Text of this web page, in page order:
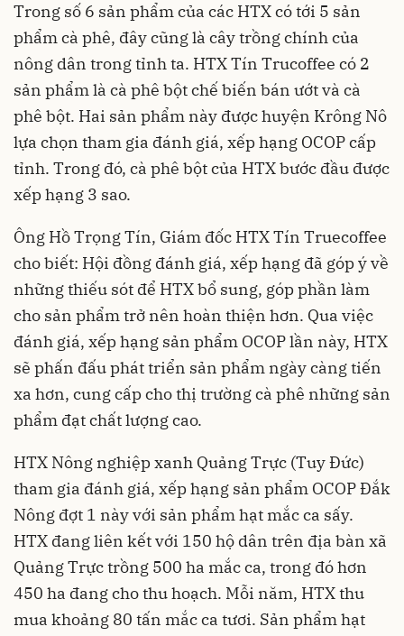
Trong số 6 sản phẩm của các HTX có tới 5 sản
phẩm cà phê, đây cũng là cây trồng chính của
nông dân trong tỉnh ta. HTX Tín Trucoffee có 2
sản phẩm là cà phê bột chế biến bán ướt và cà
phê bột. Hai sản phẩm này được huyện Krông Nô
lựa chọn tham gia đánh giá, xếp hạng OCOP cấp
tỉnh. Trong đó, cà phê bột của HTX bước đầu được
xếp hạng 3 sao.
Ông Hồ Trọng Tín, Giám đốc HTX Tín Truecoffee
cho biết: Hội đồng đánh giá, xếp hạng đã góp ý về
những thiếu sót để HTX bổ sung, góp phần làm
cho sản phẩm trở nên hoàn thiện hơn. Qua việc
đánh giá, xếp hạng sản phẩm OCOP lần này, HTX
sẽ phấn đấu phát triển sản phẩm ngày càng tiến
xa hơn, cung cấp cho thị trường cà phê những sản
phẩm đạt chất lượng cao.
HTX Nông nghiệp xanh Quảng Trực (Tuy Đức)
tham gia đánh giá, xếp hạng sản phẩm OCOP Đắk
Nông đợt 1 này với sản phẩm hạt mắc ca sấy.
HTX đang liên kết với 150 hộ dân trên địa bàn xã
Quảng Trực trồng 500 ha mắc ca, trong đó hơn
450 ha đang cho thu hoạch. Mỗi năm, HTX thu
mua khoảng 80 tấn mắc ca tươi. Sản phẩm hạt